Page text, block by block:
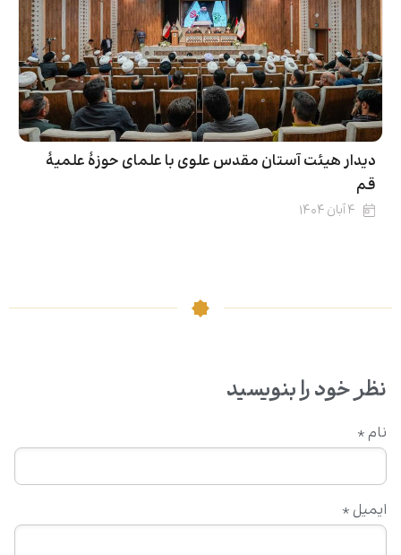
دیدار هیئت آستان مقدس علوی با علمای حوزۀ علمیۀ
قم
۴ آبان ۱۴۰۴
نظر خود را بنویسید
نام *
ایمیل *